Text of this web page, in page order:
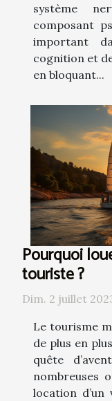
système
composant
important
cognition et
en bloquant...
Pourquoi
touriste ?
Dim. 2 juillet
Le tourisme
de plus en
quête
nombreuses
location d’un